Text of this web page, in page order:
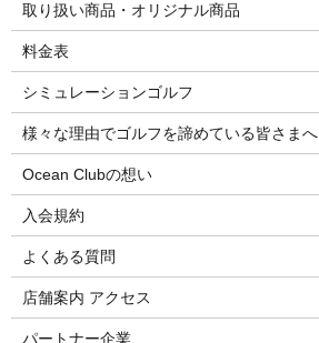
取り扱い商品・オリジナル商品
料金表
シミュレーションゴルフ
様々な理由でゴルフを諦めている皆さまへ
Ocean Clubの想い
入会規約
よくある質問
店舗案内 アクセス
パートナー企業